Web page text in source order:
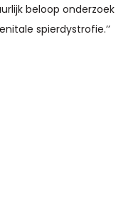
beloop onderzoek
spierdystrofie.’’